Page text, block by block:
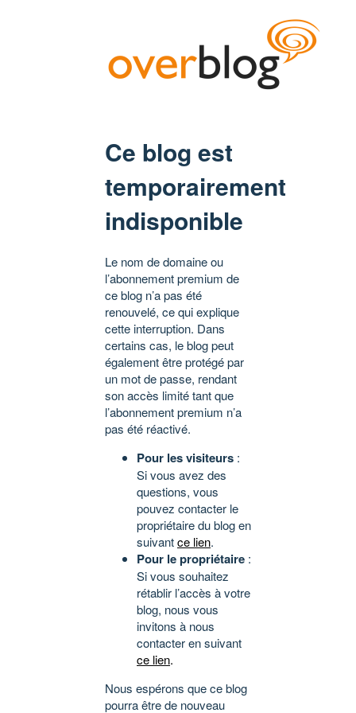
Ce blog est
temporairement
indisponible
Le nom de domaine ou
l’abonnement premium de
ce blog n’a pas été
renouvelé, ce qui explique
cette interruption. Dans
certains cas, le blog peut
également être protégé par
un mot de passe, rendant
son accès limité tant que
l’abonnement premium n’a
pas été réactivé.
Pour les visiteurs :
Si vous avez des
questions, vous
pouvez contacter le
propriétaire du blog en
suivantce lien.
Pour le propriétaire :
Si vous souhaitez
rétablir l’accès à votre
blog, nous vous
invitons à nous
contacter en suivant
ce lien.
Nous espérons que ce blog
pourra être de nouveau